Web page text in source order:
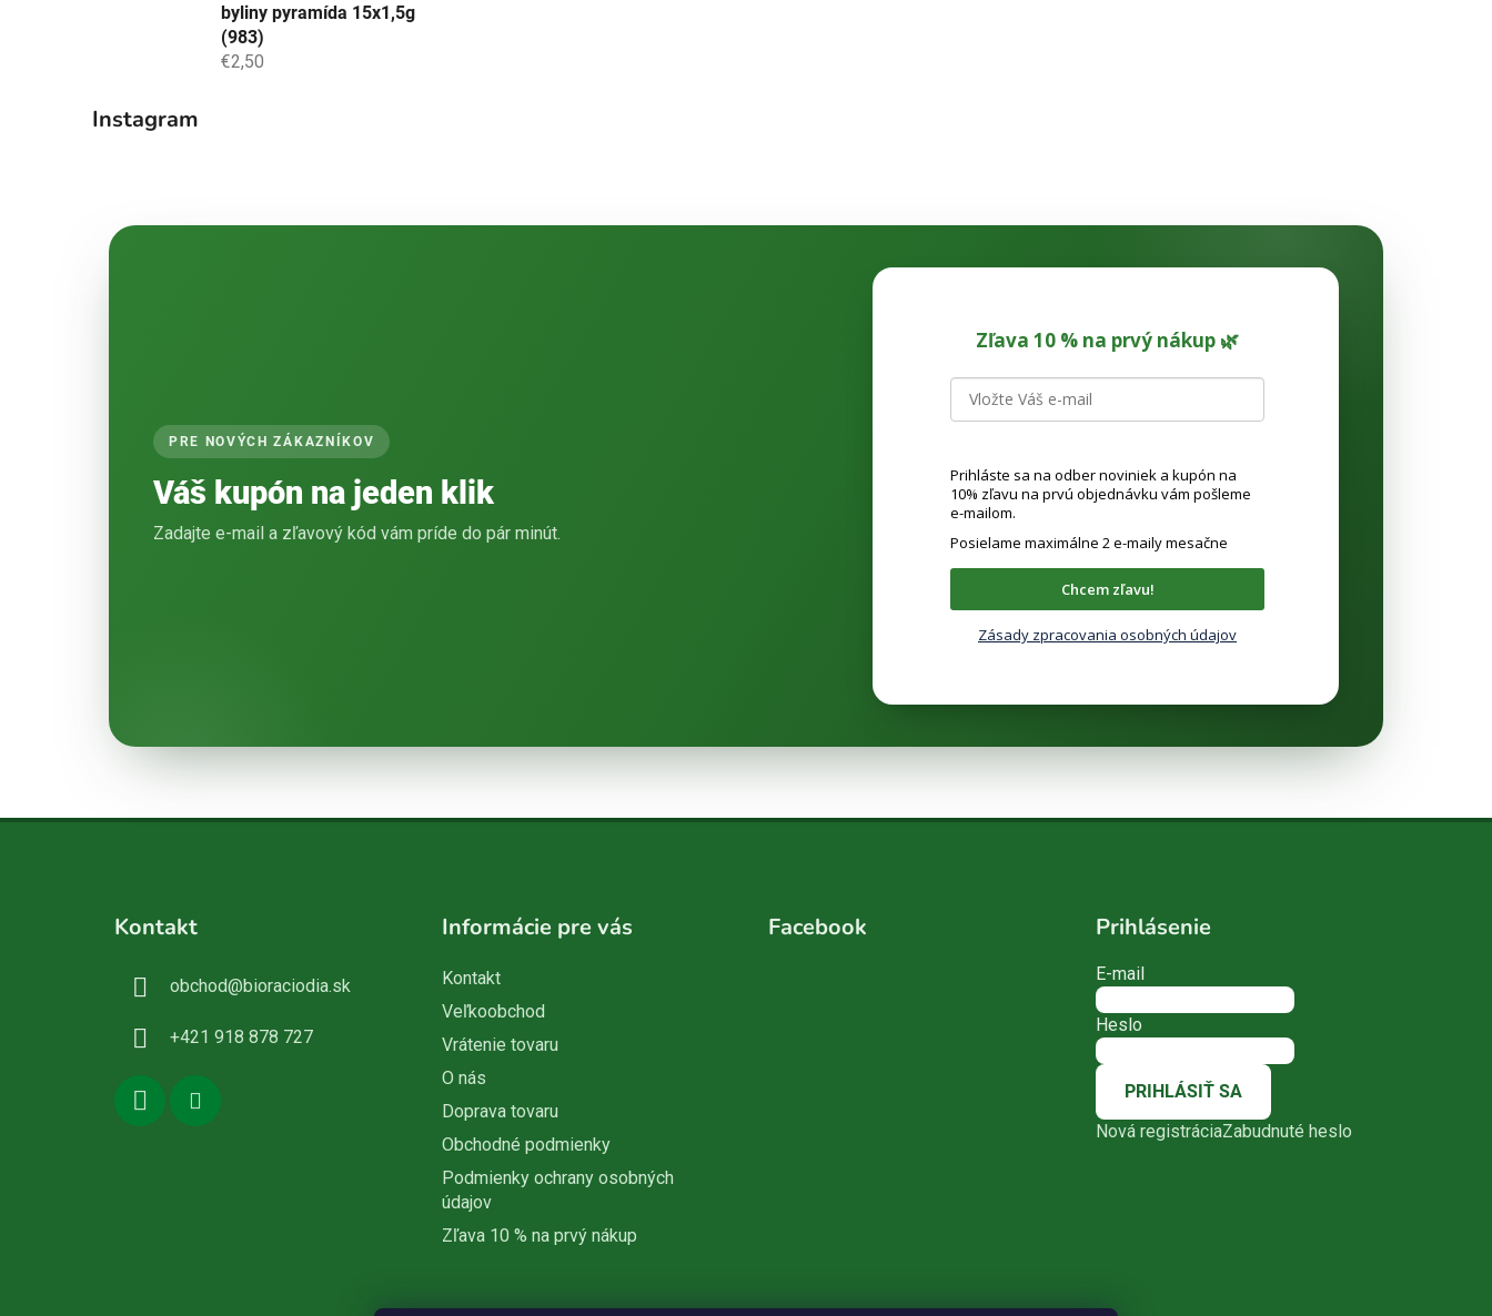
byliny pyramída 15x1,5g
(983)
€2,50
Instagram
PRE NOVÝCH ZÁKAZNÍKOV
Váš kupón na jeden klik
Zadajte e-mail a zľavový kód vám príde do pár minút.
Zľava 10 % na prvý nákup 🌿
Prihláste sa na odber noviniek a kupón na
10% zľavu na prvú objednávku vám pošleme
e-mailom.
Posielame maximálne 2 e-maily mesačne
Chcem zľavu!
Zásady zpracovania osobných údajov
Kontakt
obchod@bioraciodia.sk
+421 918 878 727
Informácie pre vás
Kontakt
Veľkoobchod
Vrátenie tovaru
O nás
Doprava tovaru
Obchodné podmienky
Podmienky ochrany osobných
údajov
Zľava 10 % na prvý nákup
Facebook Prihlásenie
E-mail
Heslo
PRIHLÁSIŤ SA
Nová registráciaZabudnuté heslo